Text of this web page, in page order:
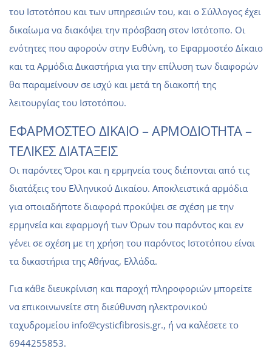
του Ιστοτόπου και των υπηρεσιών του, και ο Σύλλογος έχει
δικαίωμα να διακόψει την πρόσβαση στον Ιστότοπο. Οι
ενότητες που αφορούν στην Ευθύνη, το Εφαρμοστέο Δίκαιο
και τα Αρμόδια Δικαστήρια για την επίλυση των διαφορών
θα παραμείνουν σε ισχύ και μετά τη διακοπή της
λειτουργίας του Ιστοτόπου.
ΕΦΑΡΜΟΣΤΕΟ ΔΙΚΑΙΟ – ΑΡΜΟΔΙΟΤΗΤΑ –
ΤΕΛΙΚΕΣ ΔΙΑΤΑΞΕΙΣ
Οι παρόντες Όροι και η ερμηνεία τους διέπονται από τις
διατάξεις του Ελληνικού Δικαίου. Αποκλειστικά αρμόδια
για οποιαδήποτε διαφορά προκύψει σε σχέση με την
ερμηνεία και εφαρμογή των Όρων του παρόντος και εν
γένει σε σχέση με τη χρήση του παρόντος Ιστοτόπου είναι
τα δικαστήρια της Αθήνας, Ελλάδα.
Για κάθε διευκρίνιση και παροχή πληροφοριών μπορείτε
να επικοινωνείτε στη διεύθυνση ηλεκτρονικού
ταχυδρομείου info@cysticfibrosis.gr., ή να καλέσετε το
6944255853.